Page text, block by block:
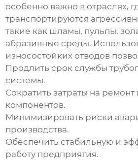
особенно важно в отраслях,
транспортируются
такие как шламы, пульпы,
абразивные среды.
износостойких отводов
Продлить срок службы
системы.
Сократить затраты на ремонт
компонентов.
Минимизировать риски
производства.
Обеспечить стабильную и
работу предприятия.